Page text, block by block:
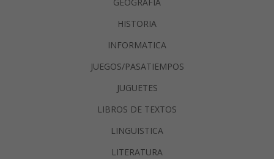
GEOGRAFIA
HISTORIA
INFORMATICA
JUEGOS/PASATIEMPOS
JUGUETES
LIBROS DE TEXTOS
LINGUISTICA
LITERATURA